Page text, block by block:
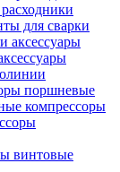
для сварки
поршневые
компрессоры
винтовые